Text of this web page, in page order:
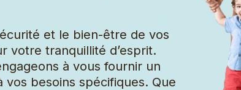
Grand groupe de nettoyage
et le bien-être de vos
votre tranquillité d’esprit.
à vous fournir un
besoins spécifiques. Que